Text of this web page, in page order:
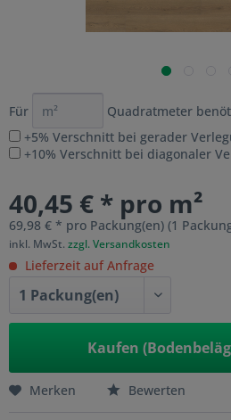
Für Quadratmeter
+5% Verschnitt bei gerader
+10% Verschnitt bei diagonaler
40,45 € * pro m²
69,98 € * pro Packung(en) (1
inkl. MwSt. zzgl. Versandkosten
Lieferzeit auf Anfrage
Kaufen
Merken Bewerten